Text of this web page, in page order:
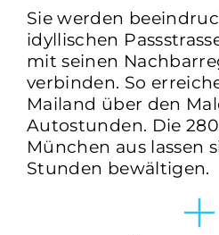
Sie werden
idyllischen
mit seinen
verbinden. So
Mailand über den
Autostunden. Die
München aus lassen
Stunden bewältigen.